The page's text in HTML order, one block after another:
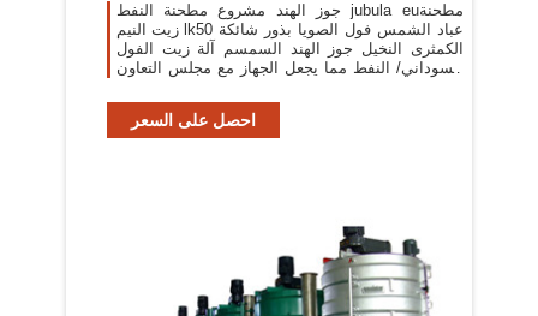
جوز الهند مشروع مطحنة النفط jubula euمطحنة
زيت النيم lk50 عباد الشمس فول الصويا بذور شائكة
الكمثرى النخيل جوز الهند السمسم آلة زيت الفول
السوداني/ النفط مما يجعل الجهاز مع مجلس التعاون
احصل على السعر